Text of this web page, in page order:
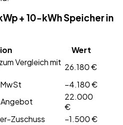
+ 10-kWh Speicher in
Wert
Vergleich mit 26.180 €
−4.180 €
22.000
€
Zuschuss
−1.500 €